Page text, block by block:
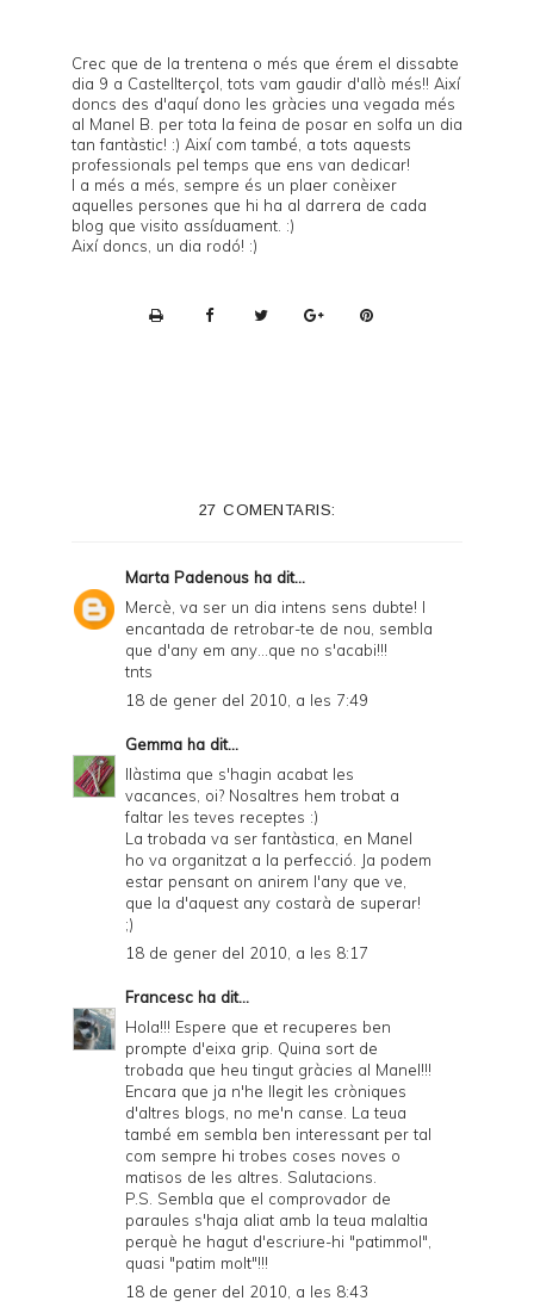
Crec que de la trentena o més que érem el dissabte
dia 9 a Castellterçol, tots vam gaudir d'allò més!! Així
doncs des d'aquí dono les gràcies una vegada més
al Manel B. per tota la feina de posar en solfa un dia
tan fantàstic! :) Així com també, a tots aquests
professionals pel temps que ens van dedicar!
I a més a més, sempre és un plaer conèixer
aquelles persones que hi ha al darrera de cada
blog que visito assíduament. :)
Així doncs, un dia rodó! :)
i
n
d
l
y
a
n
P
D
F
27 COMENTARIS:
Marta Padenous ha dit...
Mercè, va ser un dia intens sens dubte! I
encantada de retrobar-te de nou, sembla
que d'any em any...que no s'acabi!!!
tnts
18 de gener del 2010, a les 7:49
Gemma ha dit...
llàstima que s'hagin acabat les
vacances, oi? Nosaltres hem trobat a
faltar les teves receptes :)
La trobada va ser fantàstica, en Manel
ho va organitzat a la perfecció. Ja podem
estar pensant on anirem l'any que ve,
que la d'aquest any costarà de superar!
;)
18 de gener del 2010, a les 8:17
Francesc ha dit...
Hola!!! Espere que et recuperes ben
prompte d'eixa grip. Quina sort de
trobada que heu tingut gràcies al Manel!!!
Encara que ja n'he llegit les cròniques
d'altres blogs, no me'n canse. La teua
també em sembla ben interessant per tal
com sempre hi trobes coses noves o
matisos de les altres. Salutacions.
P.S. Sembla que el comprovador de
paraules s'haja aliat amb la teua malaltia
perquè he hagut d'escriure-hi "patimmol",
quasi "patim molt"!!!
18 de gener del 2010, a les 8:43